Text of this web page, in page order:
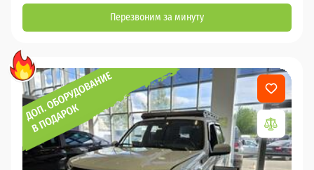
Перезвоним за минуту